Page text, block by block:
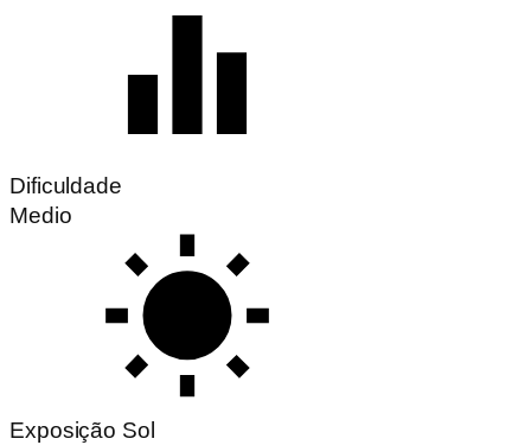
Dificuldade
Medio
Exposição Sol